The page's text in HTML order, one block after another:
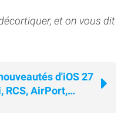
et on vous dit
d'iOS 27
RCS, AirPort,